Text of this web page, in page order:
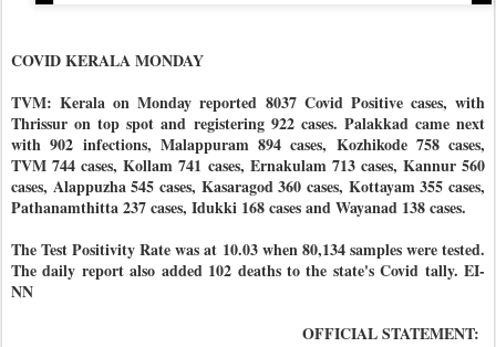
COVID KERALA MONDAY
TVM: Kerala on Monday reported 8037 Covid Positive cases, with
Thrissur on top spot and registering 922 cases. Palakkad came next
with 902 infections, Malappuram 894 cases, Kozhikode 758 cases,
TVM 744 cases, Kollam 741 cases, Ernakulam 713 cases, Kannur 560
cases, Alappuzha 545 cases, Kasaragod 360 cases, Kottayam 355 cases,
Pathanamthitta 237 cases, Idukki 168 cases and Wayanad 138 cases.
The Test Positivity Rate was at 10.03 when 80,134 samples were tested.
The daily report also added 102 deaths to the state's Covid tally. EI-
NN
OFFICIAL STATEMENT: